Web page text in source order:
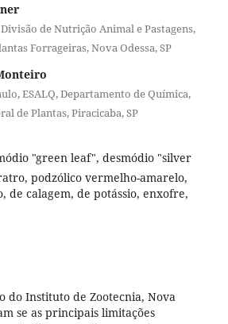
de Nutrição Animal e Pastagens,
Forrageiras, Nova Odessa, SP
ESALQ, Departamento de Química,
de Plantas, Piracicaba, SP
"green leaf", desmódio "silver
podzólico vermelho-amarelo,
de calagem, de potássio, enxofre,
do Instituto de Zootecnia, Nova
se as principais limitações